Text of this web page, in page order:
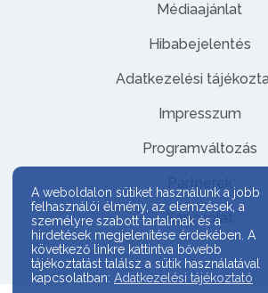
Médiaajánlat
Hibabejelentés
Adatkezelési
Impresszum
Programváltozás
Partnerek
Kapcsolat
A weboldalon sütiket használunk a jobb
felhasználói élmény, az elemzések, a
személyre szabott tartalmak és a
hirdetések megjelenítése érdekében. A
következő linkre kattintva bővebb
tájékoztatást találsz a sütik használatával
kapcsolatban: Adatkezelési tájékoztató